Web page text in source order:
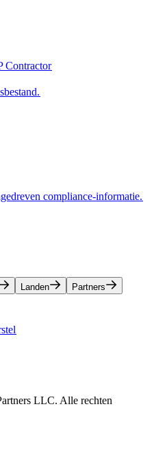
Contractor​​
compliance-informatie.​​
Landen​​
Partners​​
LLC. Alle rechten